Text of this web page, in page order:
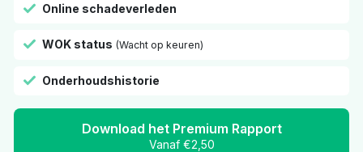
Online schadeverleden
WOK status (Wacht op keuren)
Onderhoudshistorie
Download het Premium Rapport
Vanaf €2,50